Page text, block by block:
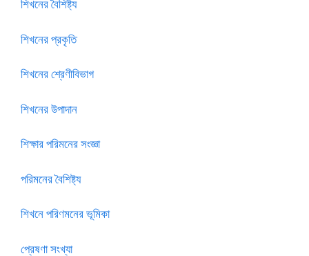
শিখনের বৈশিষ্ট্য
শিখনের প্রকৃতি
শিখনের শ্রেণীবিভাগ
শিখনের উপাদান
শিক্ষার পরিমনের সংজ্ঞা
পরিমনের বৈশিষ্ট্য
শিখনে পরিণমনের ভূমিকা
প্রেষণাসংখ্যা